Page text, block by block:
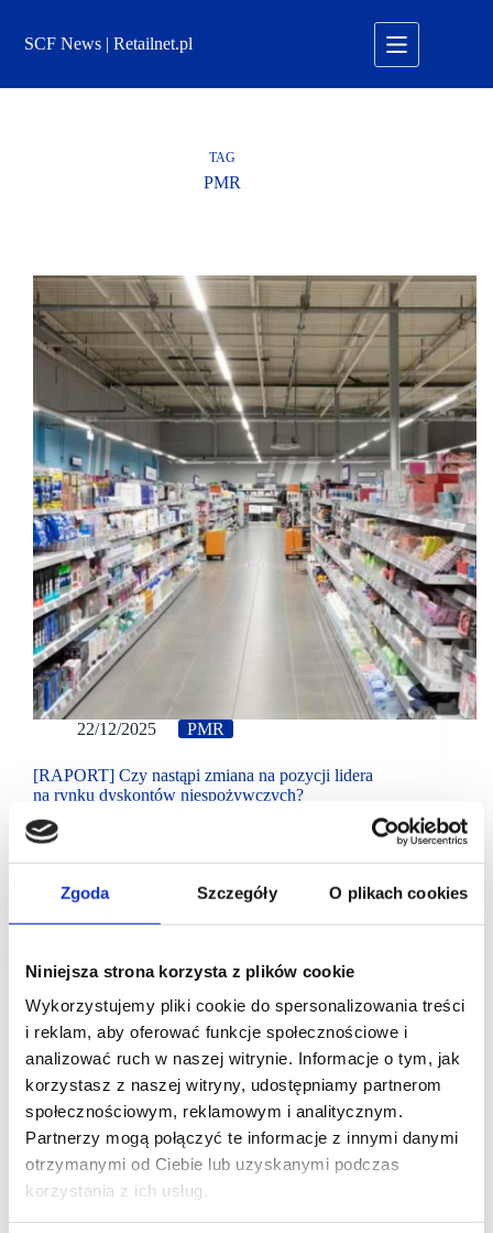
Zgoda Szczegóły O plikach cookies
Niniejsza strona korzysta z plików cookie
Wykorzystujemy pliki cookie do spersonalizowania treści
i reklam, aby oferować funkcje społecznościowe i
analizować ruch w naszej witrynie. Informacje o tym, jak
korzystasz z naszej witryny, udostępniamy partnerom
społecznościowym, reklamowym i analitycznym.
Partnerzy mogą połączyć te informacje z innymi danymi
otrzymanymi od Ciebie lub uzyskanymi podczas
korzystania z ich usług.
treściSCF News | Retailnet.pl
TAG
PMR
22/12/2025 PMR
[RAPORT] Czy nastąpi zmiana na pozycji lidera
na rynku dyskontów niespożywczych?
W 2025 r. może dojść do zmiany lidera na rynku
numer jeden pod względem sprzedaży może przejąć